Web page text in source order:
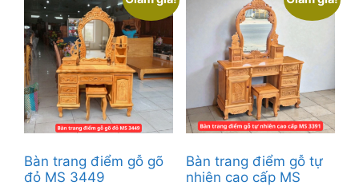
Bàn trang điểm gỗ gõ
đỏ MS 3449
Bàn trang điểm gỗ tự
nhiên cao cấp MS